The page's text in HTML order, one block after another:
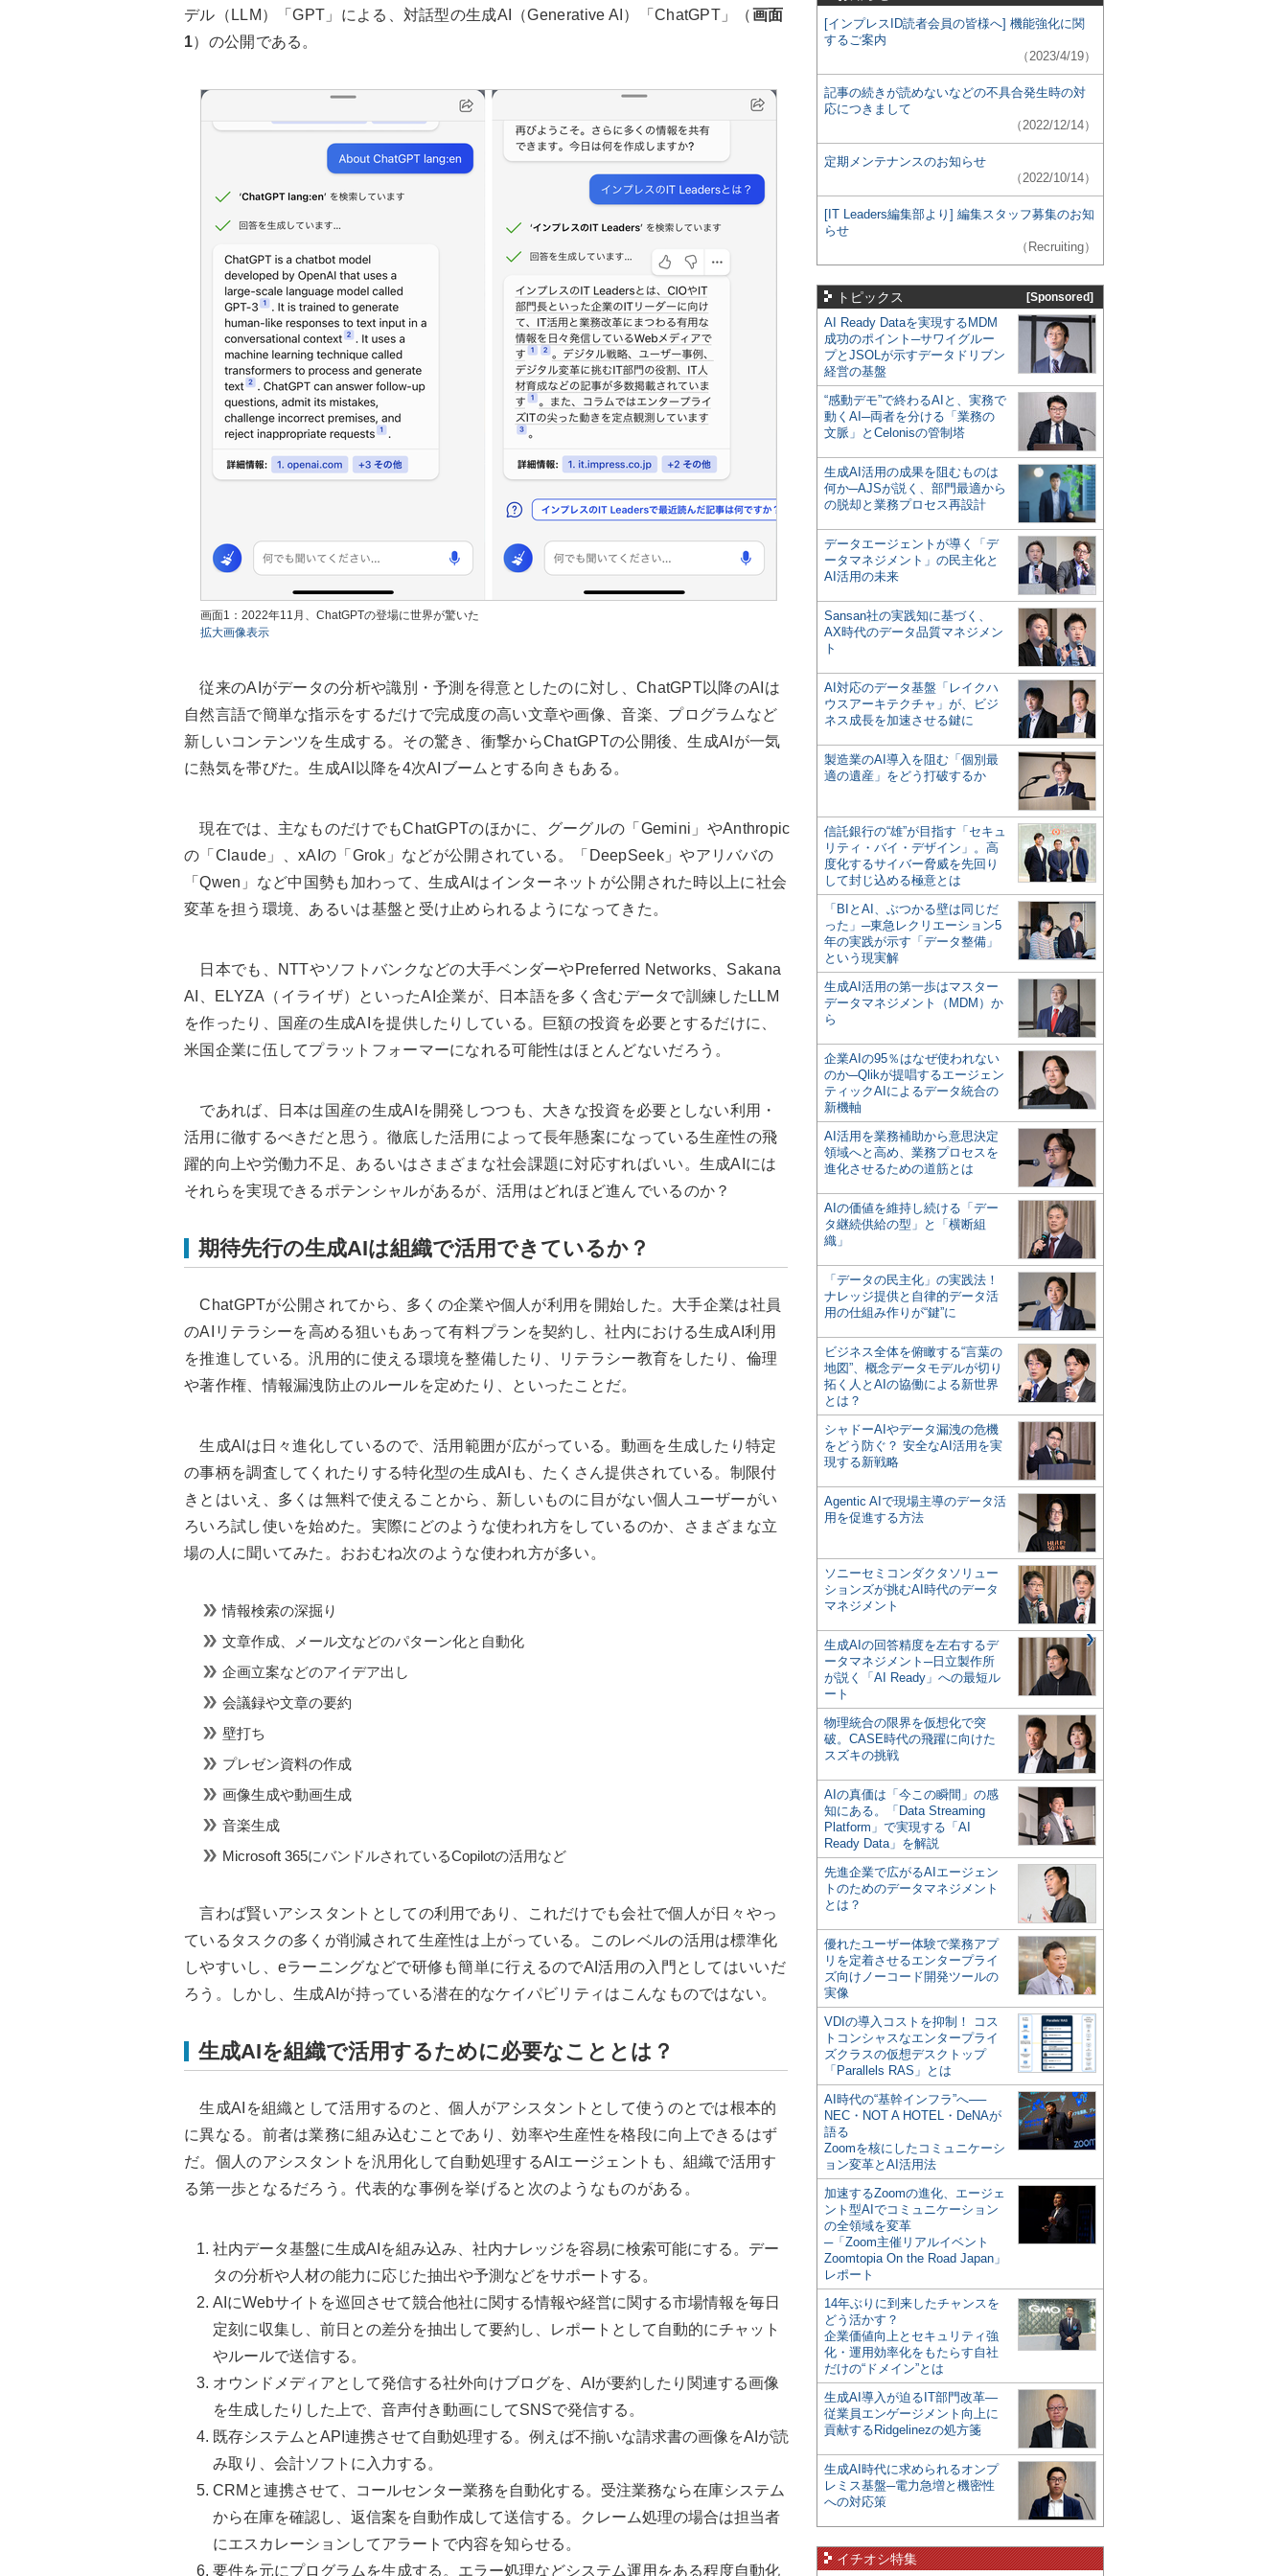
デル（LLM）「GPT」による、対話型の生成AI（Generative AI）「ChatGPT」（画面
1）の公開である。
画面1：2022年11月、ChatGPTの登場に世界が驚いた
拡大画像表示
従来のAIがデータの分析や識別・予測を得意としたのに対し、ChatGPT以降のAIは
自然言語で簡単な指示をするだけで完成度の高い文章や画像、音楽、プログラムなど
新しいコンテンツを生成する。その驚き、衝撃からChatGPTの公開後、生成AIが一気
に熱気を帯びた。生成AI以降を4次AIブームとする向きもある。
現在では、主なものだけでもChatGPTのほかに、グーグルの「Gemini」やAnthropic
の「Claude」、xAIの「Grok」などが公開されている。「DeepSeek」やアリババの
「Qwen」など中国勢も加わって、生成AIはインターネットが公開された時以上に社会
変革を担う環境、あるいは基盤と受け止められるようになってきた。
日本でも、NTTやソフトバンクなどの大手ベンダーやPreferred Networks、Sakana
AI、ELYZA（イライザ）といったAI企業が、日本語を多く含むデータで訓練したLLM
を作ったり、国産の生成AIを提供したりしている。巨額の投資を必要とするだけに、
米国企業に伍してプラットフォーマーになれる可能性はほとんどないだろう。
であれば、日本は国産の生成AIを開発しつつも、大きな投資を必要としない利用・
活用に徹するべきだと思う。徹底した活用によって長年懸案になっている生産性の飛
躍的向上や労働力不足、あるいはさまざまな社会課題に対応すればいい。生成AIには
それらを実現できるポテンシャルがあるが、活用はどれほど進んでいるのか？
期待先行の生成AIは組織で活用できているか？
ChatGPTが公開されてから、多くの企業や個人が利用を開始した。大手企業は社員
のAIリテラシーを高める狙いもあって有料プランを契約し、社内における生成AI利用
を推進している。汎用的に使える環境を整備したり、リテラシー教育をしたり、倫理
や著作権、情報漏洩防止のルールを定めたり、といったことだ。
生成AIは日々進化しているので、活用範囲が広がっている。動画を生成したり特定
の事柄を調査してくれたりする特化型の生成AIも、たくさん提供されている。制限付
きとはいえ、多くは無料で使えることから、新しいものに目がない個人ユーザーがい
ろいろ試し使いを始めた。実際にどのような使われ方をしているのか、さまざまな立
場の人に聞いてみた。おおむね次のような使われ方が多い。
情報検索の深掘り
文章作成、メール文などのパターン化と自動化
企画立案などのアイデア出し
会議録や文章の要約
壁打ち
プレゼン資料の作成
画像生成や動画生成
音楽生成
Microsoft 365にバンドルされているCopilotの活用など
言わば賢いアシスタントとしての利用であり、これだけでも会社で個人が日々やっ
ているタスクの多くが削減されて生産性は上がっている。このレベルの活用は標準化
しやすいし、eラーニングなどで研修も簡単に行えるのでAI活用の入門としてはいいだ
ろう。しかし、生成AIが持っている潜在的なケイパビリティはこんなものではない。
生成AIを組織で活用するために必要なこととは？
生成AIを組織として活用するのと、個人がアシスタントとして使うのとでは根本的
に異なる。前者は業務に組み込むことであり、効率や生産性を格段に向上できるはず
だ。個人のアシスタントを汎用化して自動処理するAIエージェントも、組織で活用す
る第一歩となるだろう。代表的な事例を挙げると次のようなものがある。
社内データ基盤に生成AIを組み込み、社内ナレッジを容易に検索可能にする。デー
タの分析や人材の能力に応じた抽出や予測などをサポートする。
AIにWebサイトを巡回させて競合他社に関する情報や経営に関する市場情報を毎日
定刻に収集し、前日との差分を抽出して要約し、レポートとして自動的にチャット
やルールで送信する。
オウンドメディアとして発信する社外向けブログを、AIが要約したり関連する画像
を生成したりした上で、音声付き動画にしてSNSで発信する。
既存システムとAPI連携させて自動処理する。例えば不揃いな請求書の画像をAIが読
み取り、会計ソフトに入力する。
CRMと連携させて、コールセンター業務を自動化する。受注業務なら在庫システム
から在庫を確認し、返信案を自動作成して送信する。クレーム処理の場合は担当者
にエスカレーションしてアラートで内容を知らせる。
要件を元にプログラムを生成する。エラー処理などシステム運用をある程度自動化
[インプレスID読者会員の皆様へ] 機能強化に関
するご案内
（2023/4/19）
記事の続きが読めないなどの不具合発生時の対
応につきまして
（2022/12/14）
定期メンテナンスのお知らせ
（2022/10/14）
[IT Leaders編集部より] 編集スタッフ募集のお知
らせ
（Recruiting）
トピックス [Sponsored]
AI Ready Dataを実現するMDM
成功のポイント─サワイグルー
プとJSOLが示すデータドリブン
経営の基盤
“感動デモ”で終わるAIと、実務で
動くAI─両者を分ける「業務の
文脈」とCelonisの管制塔
生成AI活用の成果を阻むものは
何か─AJSが説く、部門最適から
の脱却と業務プロセス再設計
データエージェントが導く「デ
ータマネジメント」の民主化と
AI活用の未来
Sansan社の実践知に基づく、
AX時代のデータ品質マネジメン
ト
AI対応のデータ基盤「レイクハ
ウスアーキテクチャ」が、ビジ
ネス成長を加速させる鍵に
製造業のAI導入を阻む「個別最
適の遺産」をどう打破するか
信託銀行の“雄”が目指す「セキュ
リティ・バイ・デザイン」。高
度化するサイバー脅威を先回り
して封じ込める極意とは
「BIとAI、ぶつかる壁は同じだ
った」─東急レクリエーション5
年の実践が示す「データ整備」
という現実解
生成AI活用の第一歩はマスター
データマネジメント（MDM）か
ら
企業AIの95％はなぜ使われない
のか─Qlikが提唱するエージェン
ティックAIによるデータ統合の
新機軸
AI活用を業務補助から意思決定
領域へと高め、業務プロセスを
進化させるための道筋とは
AIの価値を維持し続ける「デー
タ継続供給の型」と「横断組
織」
「データの民主化」の実践法！
ナレッジ提供と自律的データ活
用の仕組み作りが“鍵”に
ビジネス全体を俯瞰する“言葉の
地図”、概念データモデルが切り
拓く人とAIの協働による新世界
とは？
シャドーAIやデータ漏洩の危機
をどう防ぐ？ 安全なAI活用を実
現する新戦略
Agentic AIで現場主導のデータ活
用を促進する方法
ソニーセミコンダクタソリュー
ションズが挑むAI時代のデータ
マネジメント
生成AIの回答精度を左右するデ
ータマネジメント─日立製作所
が説く「AI Ready」への最短ル
ート
物理統合の限界を仮想化で突
破。CASE時代の飛躍に向けた
スズキの挑戦
AIの真価は「今この瞬間」の感
知にある。「Data Streaming
Platform」で実現する「AI
Ready Data」を解説
先進企業で広がるAIエージェン
トのためのデータマネジメント
とは？
優れたユーザー体験で業務アプ
リを定着させるエンタープライ
ズ向けノーコード開発ツールの
実像
VDIの導入コストを抑制！ コス
トコンシャスなエンタープライ
ズクラスの仮想デスクトップ
「Parallels RAS」とは
AI時代の“基幹インフラ”へ──
NEC・NOT A HOTEL・DeNAが
語る
Zoomを核にしたコミュニケーシ
ョン変革とAI活用法
加速するZoomの進化、エージェ
ント型AIでコミュニケーション
の全領域を変革
─「Zoom主催リアルイベント
Zoomtopia On the Road Japan」
レポート
14年ぶりに到来したチャンスを
どう活かす？
企業価値向上とセキュリティ強
化・運用効率化をもたらす自社
だけの“ドメイン”とは
生成AI導入が迫るIT部門改革―
従業員エンゲージメント向上に
貢献するRidgelinezの処方箋
生成AI時代に求められるオンプ
レミス基盤─電力急増と機密性
への対応策
イチオシ特集